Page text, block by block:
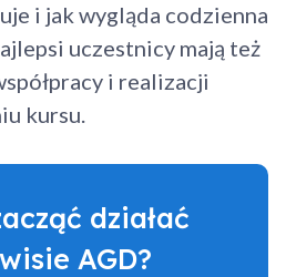
i jak wygląda codzienna
uczestnicy mają też
i realizacji
kursu.
działać
AGD?